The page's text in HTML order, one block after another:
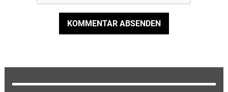
KOMMENTAR ABSENDEN